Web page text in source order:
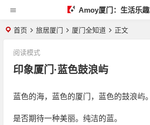
Amoy厦门：生活乐趣
首页 旅居厦门 厦门全知道 正文
印象厦门·蓝色鼓浪屿
阅读模式
蓝色的海，蓝色的厦门，蓝色的鼓浪屿。
是否期待一种美丽。纯洁的蓝。